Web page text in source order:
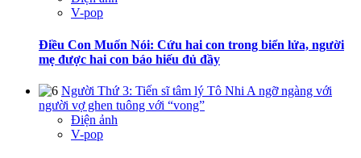
V-pop
Điều Con Muốn Nói: Cứu hai con trong biển lửa, người
mẹ được hai con báo hiếu đủ đầy
Người Thứ 3: Tiến sĩ tâm lý Tô Nhi A ngỡ ngàng với
người vợ ghen tuông với “vong”
Điện ảnh
V-pop